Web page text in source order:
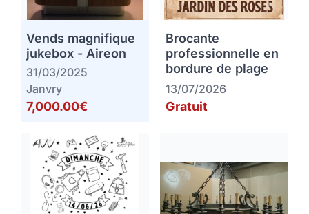
Vends magnifique
jukebox - Aireon
31/03/2025
Janvry
7,000.00€
Brocante
professionnelle en
bordure de plage
13/07/2026
Gratuit